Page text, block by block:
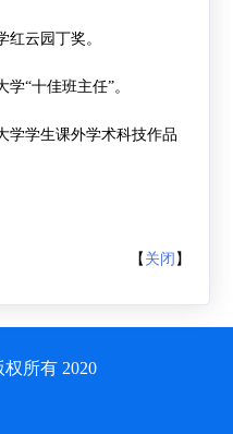
云园丁奖。
“十佳班主任”。
学学生课外学术科技作品
【 关闭 】
所有 2020